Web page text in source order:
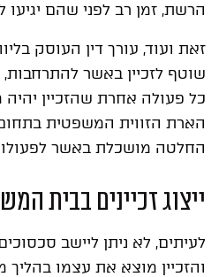
הרשת, זמן רב לפני שהם
זאת ועוד, עורך דין העוסק
שוטף לזכיין באשר
כל פעולה אחרת שהזכיין יהיה
הארת הזווית המשפטית בתחום.
החלטה מושכלת באשר
ייצוג זכיינים בבית
לעיתים, לא ניתן ליישב
והזכיין מוצא את עצמו